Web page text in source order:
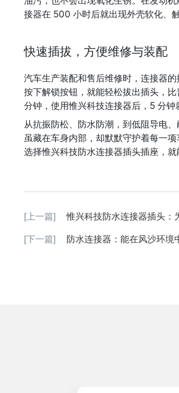
接器在 500 小时后就出现外壳软化、
快速插拔，方便维修与装配
汽车生产装配和售后维修时，连接器
按下解锁按钮，就能轻松拔出插头，
分钟，使用惟兴科技连接器后，5 分钟
从抗振防松、防水防潮，到低阻导电
虽藏在车身内部，却默默守护着每一
选择惟兴科技防水连接器插头插座，就
[上一篇] 惟兴科技防水连接器插头：
[下一篇] 防水连接器：能在风沙环境